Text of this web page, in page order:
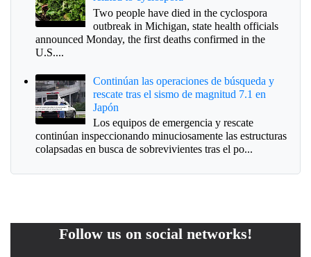
Two people have died in the cyclospora
outbreak in Michigan, state health officials
announced Monday, the first deaths confirmed in the
U.S....
Continúan las operaciones de búsqueda y
rescate tras el sismo de magnitud 7.1 en
Japón
Los equipos de emergencia y rescate
continúan inspeccionando minuciosamente las estructuras
colapsadas en busca de sobrevivientes tras el po...
Follow us on social networks!